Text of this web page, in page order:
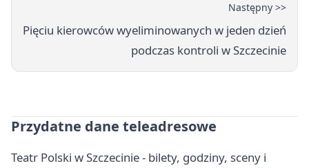
Następny >>
Pięciu kierowców wyeliminowanych w jeden dzień
podczas kontroli w Szczecinie
Przydatne dane teleadresowe
Teatr Polski w Szczecinie - bilety, godziny, sceny i